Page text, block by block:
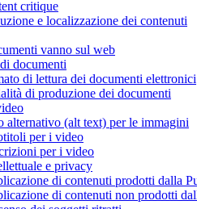
critique
e localizzazione dei contenuti
vanno sul web
documenti
di lettura dei documenti elettronici
di produzione dei documenti
alternativo (alt text) per le immagini
per i video
per i video
e privacy
di contenuti prodotti dalla
di contenuti non prodotti